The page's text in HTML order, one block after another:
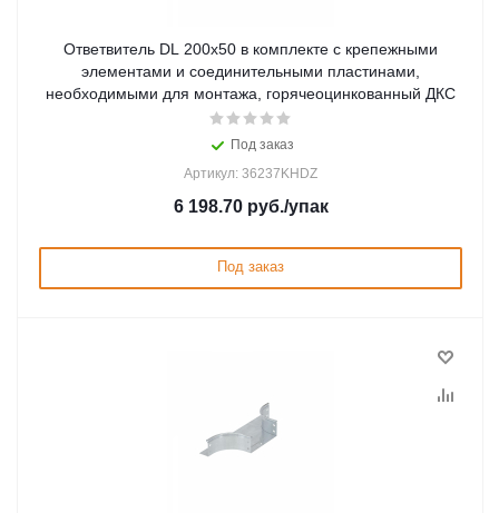
Ответвитель DL 200х50 в комплекте с крепежными
элементами и соединительными пластинами,
необходимыми для монтажа, горячеоцинкованный ДКС
Под заказ
Артикул: 36237KHDZ
6 198.70руб./упак
Под заказ